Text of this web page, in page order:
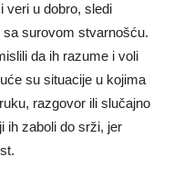
veri u dobro, sledi
surovom stvarnošću.
da ih razume i voli
su situacije u kojima
razgovor ili slučajno
ih zaboli do srži, jer